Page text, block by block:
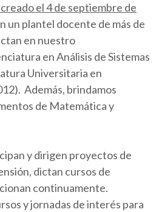
el 4 de septiembre de
un plantel docente de más de
en nuestro
en Análisis de Sistemas
Universitaria en
Además, brindamos
de Matemática y
y dirigen proyectos de
dictan cursos de
continuamente.
y jornadas de interés para